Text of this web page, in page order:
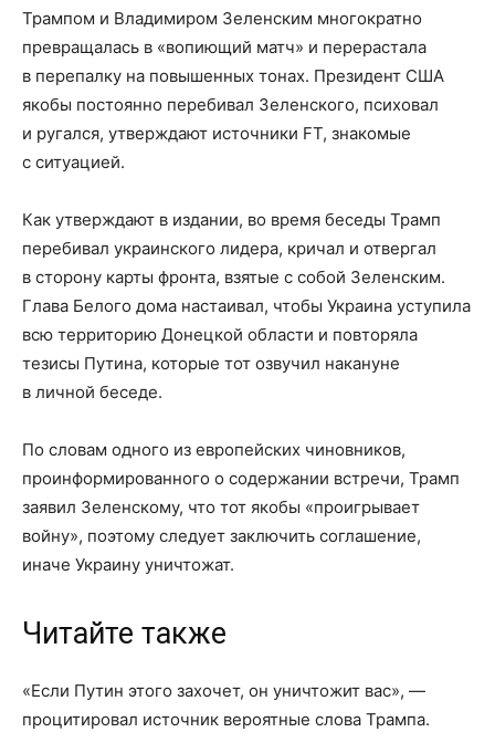
Трампом и Владимиром Зеленским многократно
превращалась в «вопиющий матч» и перерастала
в перепалку на повышенных тонах. Президент США
якобы постоянно перебивал Зеленского, психовал
и ругался, утверждают источники FT, знакомые
с ситуацией.
Как утверждают в издании, во время беседы Трамп
перебивал украинского лидера, кричал и отвергал
в сторону карты фронта, взятые с собой Зеленским.
Глава Белого дома настаивал, чтобы Украина уступила
всю территорию Донецкой области и повторяла
тезисы Путина, которые тот озвучил накануне
в личной беседе.
По словам одного из европейских чиновников,
проинформированного о содержании встречи, Трамп
заявил Зеленскому, что тот якобы «проигрывает
войну», поэтому следует заключить соглашение,
иначе Украину уничтожат.
Читайте также
«Если Путин этого захочет, он уничтожит вас», —
процитировал источник вероятные слова Трампа.